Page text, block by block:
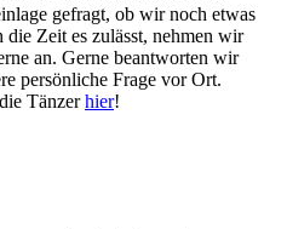
gefragt, ob wir noch etwas
Zeit es zulässt, nehmen wir
an. Gerne beantworten wir
persönliche Frage vor Ort.
Tänzerhier!